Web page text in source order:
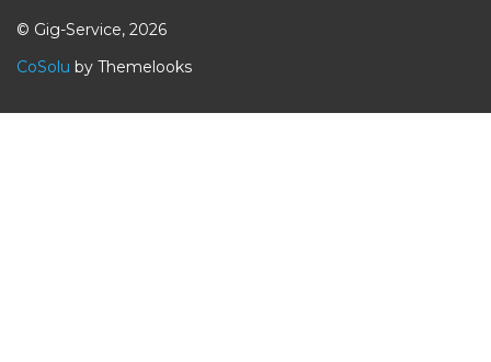
© Gig-Service, 2026
CoSolu by Themelooks